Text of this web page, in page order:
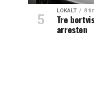
LOKALT 8
Tre
arresten